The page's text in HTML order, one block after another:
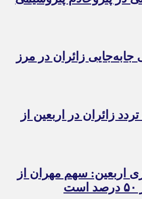
زائران در مرز
تردد زائران در اربعین از
اربعین: سهم مهران از